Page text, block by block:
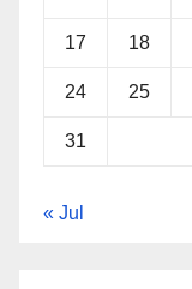
17 18
24 25
31
« Jul